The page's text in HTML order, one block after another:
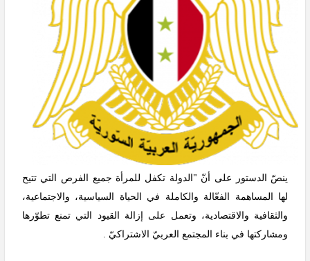
ينصّ الدستور على أنّ "الدولة تكفل للمرأة جميع الفرص التي تتيح
لها المساهمة الفعّالة والكاملة في الحياة السياسية، والاجتماعية،
والثقافية والاقتصادية، وتعمل على إزالة القيود التي تمنع تطوّرها
ومشاركتها في بناء المجتمع العربيّ الاشتراكيّ .